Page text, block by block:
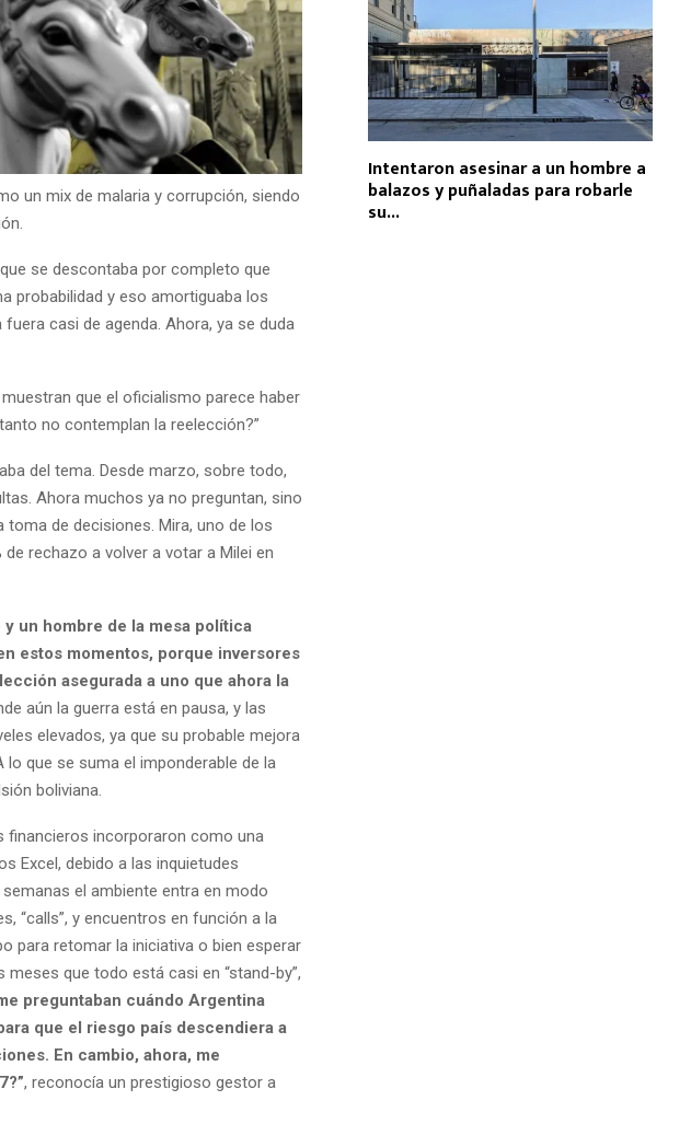
un mix de malaria y corrupción, siendo
se descontaba por completo que
probabilidad y eso amortiguaba los
casi de agenda. Ahora, ya se duda
que el oficialismo parece haber
no contemplan la reelección?”
del tema. Desde marzo, sobre todo,
Ahora muchos ya no preguntan, sino
de decisiones. Mira, uno de los
rechazo a volver a votar a Milei en
un hombre de la mesa política
estos momentos, porque inversores
asegurada a uno que ahora la
aún la guerra está en pausa, y las
elevados, ya que su probable mejora
que se suma el imponderable de la
boliviana.
financieros incorporaron como una
Excel, debido a las inquietudes
el ambiente entra en modo
“calls”, y encuentros en función a la
para retomar la iniciativa o bien esperar
meses que todo está casi en “stand-by”,
preguntaban cuándo Argentina
que el riesgo país descendiera a
En cambio, ahora, me
, reconocía un prestigioso gestor a
Intentaron asesinar a un hombre a
balazos y puñaladas para robarle
su...